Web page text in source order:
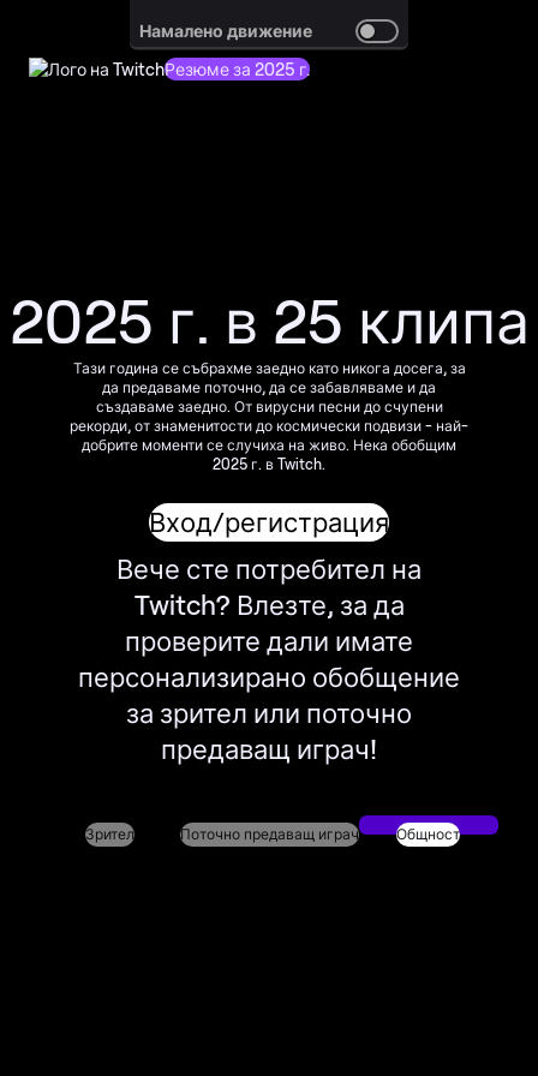
Резюме за 2025 г.
Намалено движение
2025 г. в 25 клипа
Тази година се събрахме заедно като никога досега, за
да предаваме поточно, да се забавляваме и да
създаваме заедно. От вирусни песни до счупени
рекорди, от знаменитости до космически подвизи - най-
добрите моменти се случиха на живо. Нека обобщим
2025 г. в Twitch.
Вход/регистрация
Вече сте потребител на
Twitch? Влезте, за да
проверите дали имате
персонализирано обобщение
за зрител или поточно
предаващ играч!
Зрител Поточно предаващ играч Общност